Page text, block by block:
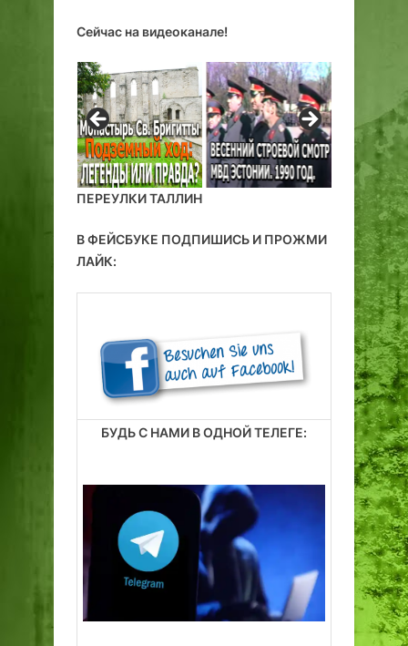
Сейчас на видеоканале!
ПЕРЕУЛКИ ТАЛЛИН
В ФЕЙСБУКЕ ПОДПИШИСЬ И ПРОЖМИ
ЛАЙК:
БУДЬ С НАМИ В ОДНОЙ ТЕЛЕГЕ: